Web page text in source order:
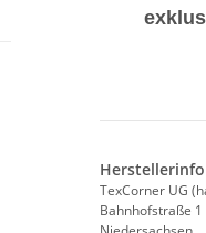
TexCorner UG
Bahnhofstraße 1